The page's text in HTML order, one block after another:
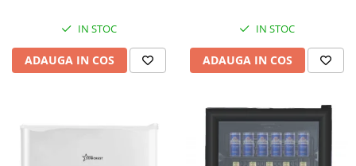
IN STOC
ADAUGA IN COS
IN STOC
ADAUGA IN COS